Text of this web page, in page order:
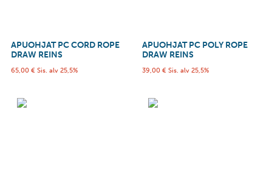
APUOHJAT PC CORD ROPE
DRAW REINS
65,00 € Sis. alv 25,5%
APUOHJAT PC POLY ROPE
DRAW REINS
39,00 € Sis. alv 25,5%